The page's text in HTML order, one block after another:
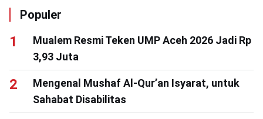
Populer
Mualem Resmi Teken UMP Aceh 2026 Jadi Rp
3,93 Juta
Mengenal Mushaf Al-Qur’an Isyarat, untuk
Sahabat Disabilitas